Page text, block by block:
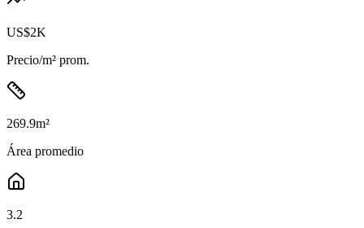
US$2K
Precio/m² prom.
269.9m²
Área promedio
3.2